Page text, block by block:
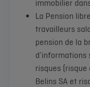
immobilier
La Pension
travailleurs
pension de la
d’informations
risques
Belins SA et